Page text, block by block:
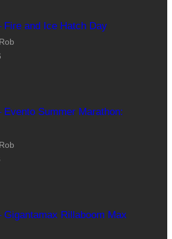
Fire and Ice Hatch Day
Evento Summer Marathon:
Gigantamax Rillaboom Max